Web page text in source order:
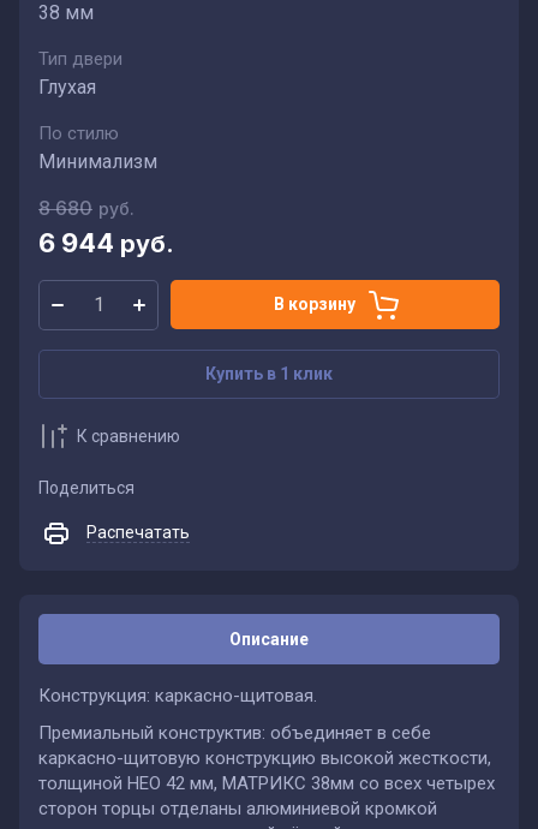
38 мм
Тип двери
Глухая
По стилю
Минимализм
8 680 руб.
6 944 руб.
В корзину
Купить в 1 клик
К сравнению
Поделиться
Распечатать
Описание
Конструкция: каркасно-щитовая.
Премиальный конструктив: объединяет в себе
каркасно-щитовую конструкцию высокой жесткости,
толщиной НЕО 42 мм, МАТРИКС 38мм со всех четырех
сторон торцы отделаны алюминиевой кромкой